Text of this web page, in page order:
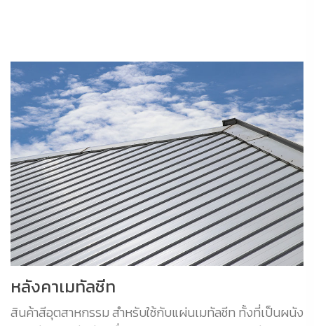
หลังคาเมทัลชีท
สินค้าสีอุตสาหกรรม สำหรับใช้กับแผ่นเมทัลชีท ทั้งที่เป็นผนัง